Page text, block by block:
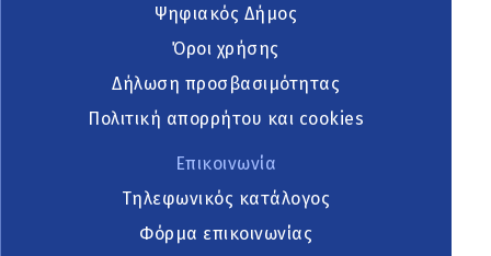
Ψηφιακός Δήμος
Όροι χρήσης
Δήλωση προσβασιμότητας
Πολιτική απορρήτου και cookies
Επικοινωνία
Τηλεφωνικός κατάλογος
Φόρμα επικοινωνίας